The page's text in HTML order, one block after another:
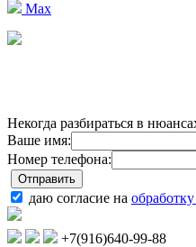
Max
Некогда разбираться в
Ваше имя:
Номер телефона:
даю согласие на
+7(916)640-99-88